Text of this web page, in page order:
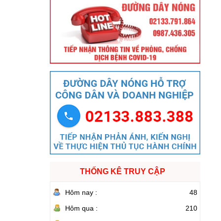
THỐNG KÊ TRUY CẬP
Hôm nay :
48
Hôm qua :
210